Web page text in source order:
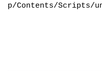
p/Contents/Scripts/